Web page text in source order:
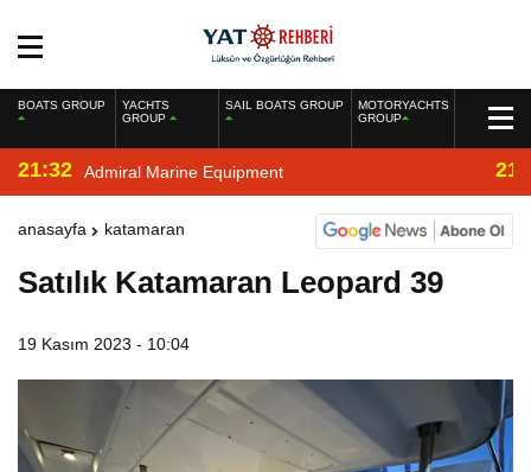
BOATS GROUP
YACHTS
GROUP
SAIL BOATS GROUP
MOTORYACHTS
GROUP
21:32 Admiral Marine Equipment
anasayfa katamaran
Satılık Katamaran Leopard 39
19 Kasım 2023 - 10:04